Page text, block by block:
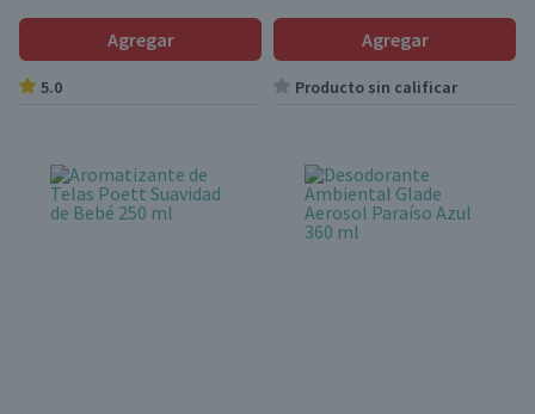
Agregar
5.0
Agregar
Producto sin calificar